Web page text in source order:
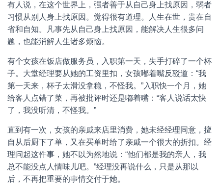
有人说，在这个世界上，强者善于从自己身上找原因，弱者
习惯从别人身上找原因。觉得很有道理。人生在世，贵在自
省和自知。凡事先从自己身上找原因，能解决人生很多问
题，也能消解人生诸多烦恼。
有个女孩在饭店做服务员，入职第一天，失手打碎了一个杯
子。大堂经理要从她的工资里扣，女孩嘟着嘴反驳道：“我
第一天来，杯子太滑没拿稳，不怪我。”入职快一个月，她
给客人点错了菜，再被批评时还是嘟着嘴：“客人说话太快
了，我没听清，不怪我。”
直到有一次，女孩的亲戚来店里消费，她未经经理同意，擅
自从后厨下了单，又在买单时给了亲戚一个很大的折扣。经
理问起这件事，她不以为然地说：“他们都是我的亲人，我
总不能没点人情味儿吧。”经理没再说什么，只是从那以
后，不再把重要的事情交付于她。